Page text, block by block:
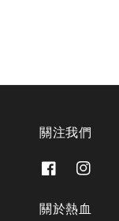
關注我們
關於熱血